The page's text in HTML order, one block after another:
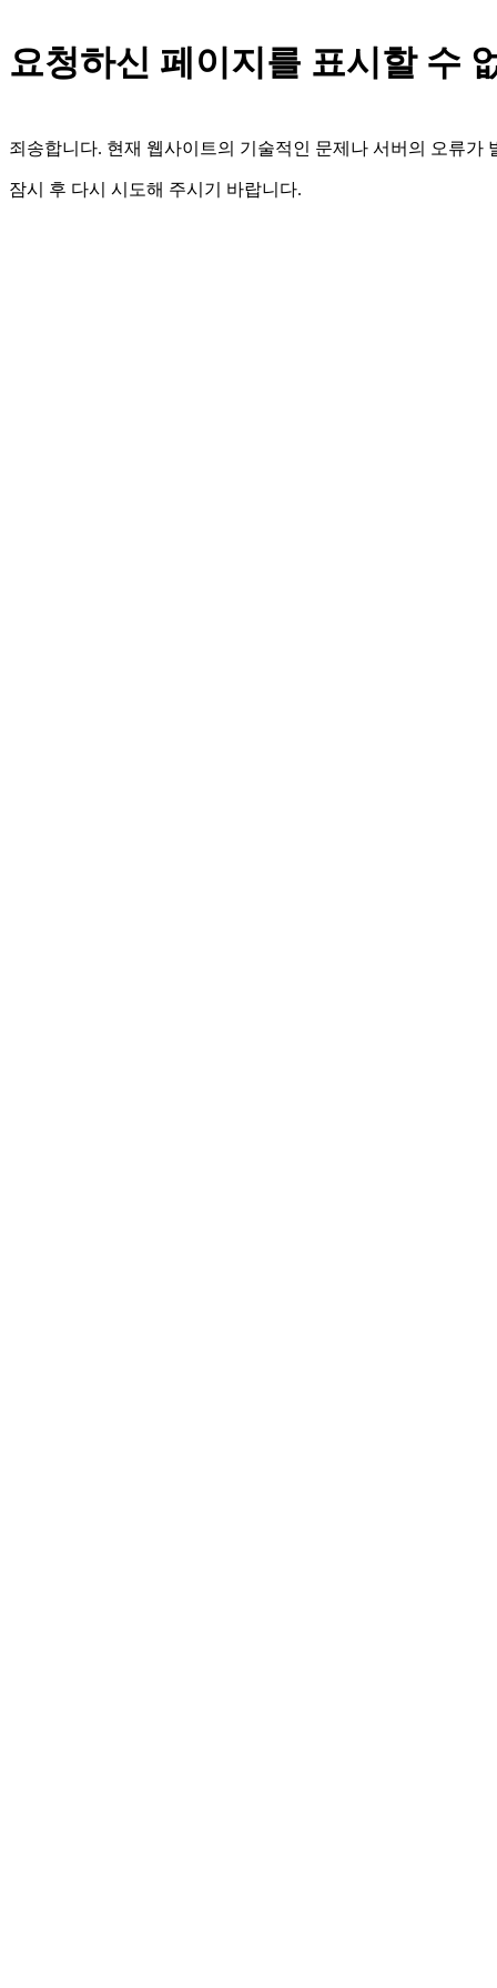
요청하신 페이지를 표시할 수
죄송합니다. 현재 웹사이트의 기술적인 문제나 서버의 오류가
잠시 후 다시 시도해 주시기 바랍니다.